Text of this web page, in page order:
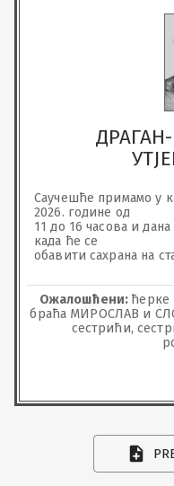
Саучешће примамо у
2026. године од
11 до 16 часова и
када ће се
обавити сахрана на
Ожалошћени: ћерке
браћа МИРОСЛАВ и
сестрићи,